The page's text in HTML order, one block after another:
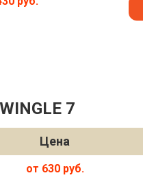
7
Цена
от 630 руб.